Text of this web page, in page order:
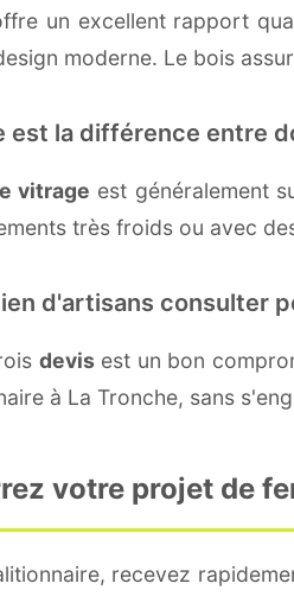
un excellent rapport
moderne. Le bois
est la différence entre
vitrage est généralement
très froids ou avec
d'artisans consulter
devisest un bon
à La Tronche, sans
votre projet de
recevez